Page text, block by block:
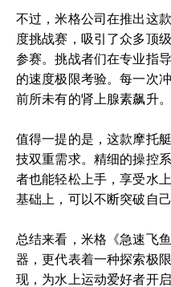
不过，米格公司在推出这
度挑战赛，吸引了众多顶
参赛。挑战者们在专业指
的速度极限考验。每一次
前所未有的肾上腺素飙升。
值得一提的是，这款摩托
技双重需求。精细的操控
者也能轻松上手，享受水
基础上，可以不断突破自
总结来看，米格《急速飞
器，更代表着一种探索极
现，为水上运动爱好者开